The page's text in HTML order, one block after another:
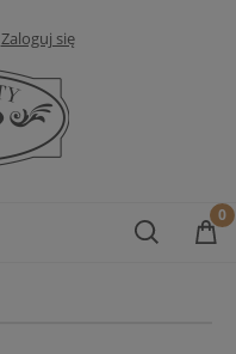
Zaloguj się